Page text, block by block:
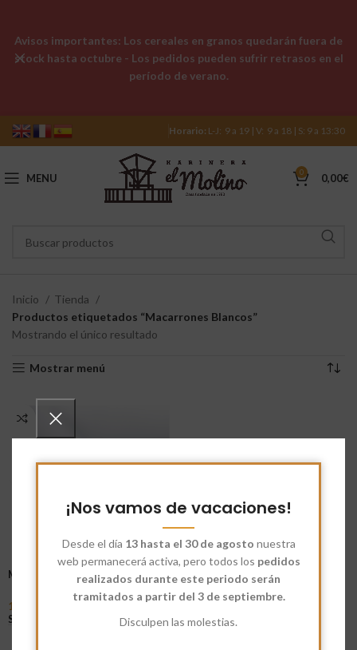
¡Nos vamos de vacaciones!
Desde el día 13 hasta el 30 de agosto nuestra
web permanecerá activa, pero todos los pedidos
realizados durante este periodo serán
tramitados a partir del 3 de septiembre.
Disculpen las molestias.
Horario: L-J: 9 a 19 | V: 9 a 18 | S: 9 a 13:30
MENU 0 0,00€
Inicio
Tienda
Productos etiquetados “Macarrones Blancos”
Mostrando el único resultado
Mostrar menú
Macarrones Blancos
1,76
Seleccionar Opciones
Avisos importantes: Los cereales en granos quedarán fuera de
stock hasta octubre - Los pedidos pueden sufrir retrasos en el
período de verano.